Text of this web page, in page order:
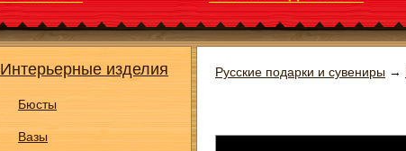
Интерьерные изделия
Бюсты
Вазы
Русские подарки и сувениры →